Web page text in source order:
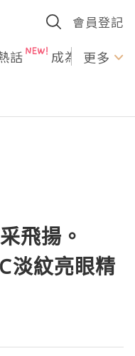
會員登記
話 成為U更多
飛揚。
淡紋亮眼精